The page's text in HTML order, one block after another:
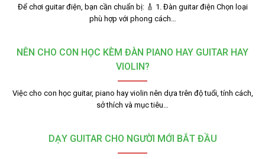
Để chơi guitar điện, bạn cần chuẩn bị: 🎸 1. Đàn guitar điện Chọn loại
phù hợp với phong cách…
NÊN CHO CON HỌC KÈM ĐÀN PIANO HAY GUITAR HAY
VIOLIN?
Việc cho con học guitar, piano hay violin nên dựa trên độ tuổi, tính cách,
sở thích và mục tiêu…
DẠY GUITAR CHO NGƯỜI MỚI BẮT ĐẦU